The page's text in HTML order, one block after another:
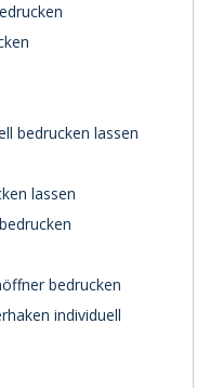
bedrucken lassen
lassen
bedrucken
individuell